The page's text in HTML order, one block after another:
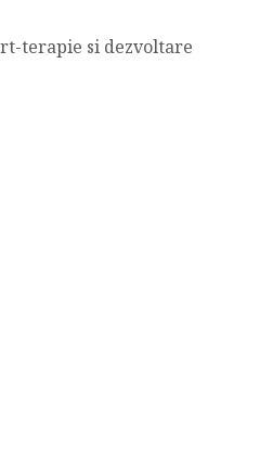
terapie si dezvoltare